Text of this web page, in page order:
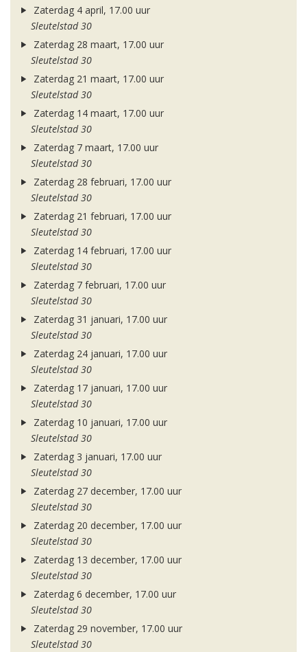
Zaterdag 4 april, 17.00 uur
Sleutelstad 30
Zaterdag 28 maart, 17.00 uur
Sleutelstad 30
Zaterdag 21 maart, 17.00 uur
Sleutelstad 30
Zaterdag 14 maart, 17.00 uur
Sleutelstad 30
Zaterdag 7 maart, 17.00 uur
Sleutelstad 30
Zaterdag 28 februari, 17.00 uur
Sleutelstad 30
Zaterdag 21 februari, 17.00 uur
Sleutelstad 30
Zaterdag 14 februari, 17.00 uur
Sleutelstad 30
Zaterdag 7 februari, 17.00 uur
Sleutelstad 30
Zaterdag 31 januari, 17.00 uur
Sleutelstad 30
Zaterdag 24 januari, 17.00 uur
Sleutelstad 30
Zaterdag 17 januari, 17.00 uur
Sleutelstad 30
Zaterdag 10 januari, 17.00 uur
Sleutelstad 30
Zaterdag 3 januari, 17.00 uur
Sleutelstad 30
Zaterdag 27 december, 17.00 uur
Sleutelstad 30
Zaterdag 20 december, 17.00 uur
Sleutelstad 30
Zaterdag 13 december, 17.00 uur
Sleutelstad 30
Zaterdag 6 december, 17.00 uur
Sleutelstad 30
Zaterdag 29 november, 17.00 uur
Sleutelstad 30